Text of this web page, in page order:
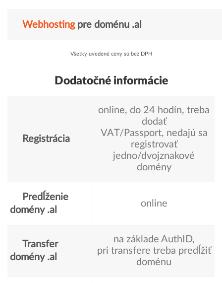
Webhostingpre doménu .al
Všetky uvedené ceny sú bez DPH
Dodatočné informácie
Registrácia
online, do 24 hodín, treba
dodať
VAT/Passport, nedajú sa
registrovať
jedno/dvojznakové
domény
Predĺženie
domény .al
online
Transfer
domény .al
na základe AuthID,
pri transfere treba predĺžiť
doménu